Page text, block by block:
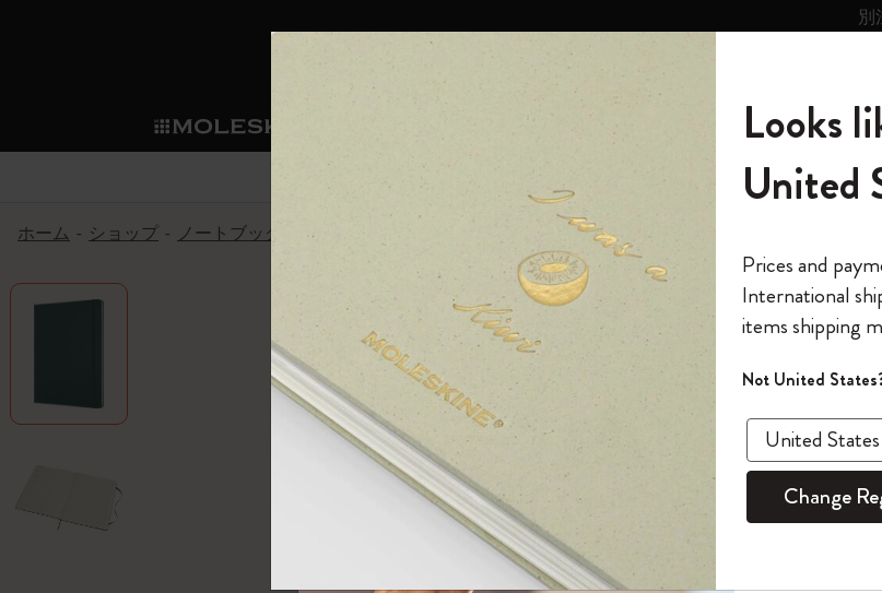
別
ショ
ノートブック
ノートブック
The Original Notebook
ミニノートブックチャーム
カイエ ＆ ジャーナル
セット
パッションジャーナル
サブカテゴリ
ダイアリー
パーソナル・ダイアリー
12カ月ダイアリー
15ヶ月プランナー
ウィークリープランナー
デイリープランナー
マンスリープランナー
モレスキンスマート
サブカテゴリ
すべて見る
スマートライティング・システム
モレスキンスマートスマートとは
アプリ・サービス
ライティングツール
サブカテゴリ
モレスキンスマート
Blackwing x モレスキン
Kaweco x モレスキン
ペン & ペンシル
限定版ノートブック
Reframe サングラス
ムーミン コレクション
キム・ジョンギコレクション
「Alice's Adventures in Wonderland」コレ
『ロード・オブ・ザ・リング』コレク
カラーパターン ノートブック
サクラコレクション
キム・ジョンギコレクション
Impressions of Impressionism コレクショ
ン
カサ・バトリョ 限定版コレクション
ゴッホ美術館
すべて見る
バックパック
限定版バックパック
Shopper paper – made Collection
アートを愛する方への贈り物
プロフェッショナルへの贈り物
ミニマリストへの贈り物
マキシマリストへの贈り物
健康を愛する方への贈り物です
趣味を愛する方へのギフト
カントリー・テーマ・ピンズ・コレク
ション
プライドをいつも胸に
Mardi Mercredi × モレスキン
スマートライティング・シス
サブカテゴリ
スマートライティング・システム
スマートノートブック
スマートダイアリー
モレスキンスマートスマート
アプリ・サービス
サブカテゴリ
Notes
モレスキン Journal
モレスキン Planner
パーソナライズサ
ービス
サブカテゴリ
カスタムダイアリー
カスタムノートブック
和紙テープ
ミニノートブックチャーム
別注＆コーポレートギフト
リー
サ
モレスキンメンバーシップ
我々の歴史
モレスキンのマニフェスト
ペンと紙の力
持続可能な創造性
今すぐメンバー登録
ウェルカムオファー: 次回のご購入時に10% オフと送料無料
通常特典: パーソナライズの2冊ご購入で1冊無料
バースデー特典: 1回限りの割引（1ヶ月有効）
先行プレビュー: 新作コレクションへの先行アクセス
伝説的なお得情報: 会員限定の特別サプライズ
セールへの早期アクセス: お得な情報をいち早くチェック
モレスキン限定イベント: 優先アクセス
返品期間の延長: 1ヶ月間
モレスキ
*メールア
*パスワー
このデバ
ロ
6,500円以上のご購入で送料無料
ホーム ショップ ノートブック プロコレクション プロ ノートブック
モレス
今す
「
回注文が
ます。セ
Looks
United
Prices and
International
items shipping
Not United
Change